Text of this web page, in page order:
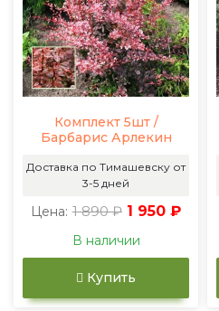
Комплект 5шт /
Барбарис Арлекин
Доставка по Тимашевску от
3-5 дней
Цена: 1 890 ₽ 1 950 ₽
В наличии
Купить